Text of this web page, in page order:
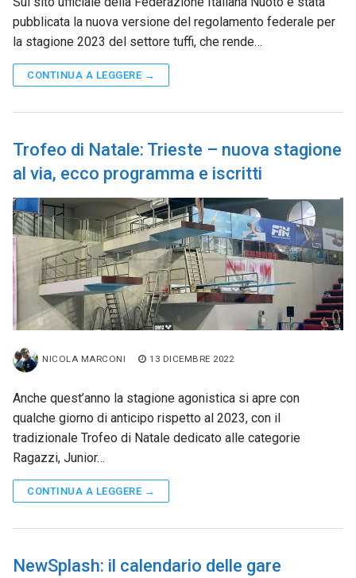
pubblicata la nuova versione del regolamento federale per
la stagione 2023 del settore tuffi, che rende…
CONTINUA A LEGGERE →
Trofeo di Natale: Trieste – nuova stagione
al via, ecco programma e iscritti
NICOLA MARCONI 13 DICEMBRE 2022
Anche quest’anno la stagione agonistica si apre con
qualche giorno di anticipo rispetto al 2023, con il
tradizionale Trofeo di Natale dedicato alle categorie
Ragazzi, Junior…
CONTINUA A LEGGERE →
NewSplash: il calendario delle gare